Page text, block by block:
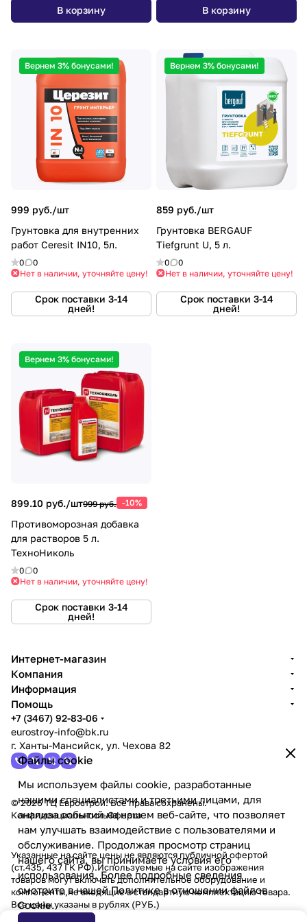
В корзину В корзину
Вернем 3% бонусами!
999 руб./шт
Грунтовка для внутренних
работ Ceresit IN10, 5л.
0
0
Нет в наличии, уточняйте цену!
Срок поставки 3-14
дней!
Вернем 3% бонусами!
859 руб./шт
Грунтовка BERGAUF
Tiefgrunt U, 5 л.
0
0
Нет в наличии, уточняйте цену!
Срок поставки 3-14
дней!
Вернем 3% бонусами!
899.10 руб./шт999 руб. -10%
Противоморозная добавка
для растворов 5 л.
ТехноНиколь
0
0
Нет в наличии, уточняйте цену!
Срок поставки 3-14
дней!
Файлы cookie
Мы используем файлы cookie, разработанные
нашими специалистами и третьими лицами, для
анализа событий на нашем веб-сайте, что позволяет
нам улучшать взаимодействие с пользователями и
обслуживание. Продолжая просмотр страниц
нашего сайта, вы принимаете условия его
использования. Более подробные сведения
смотрите в нашейПолитике в отношении файлов
Cookie.
Интернет-магазин
Компания
Информация
Помощь
+7 (3467) 92-83-06
eurostroy-info@bk.ru
г. Ханты-Мансийск, ул. Чехова 82
© 2026 ТЦ Еврострой. Все права сохранены.
КонфиденциальностьОферта
Указанные на сайте цены не являются публичной офертой
(ст.435, 437 ГК РФ).Используемые на сайте изображения
товаров могут включать дополнительное оборудование и
компоненты,не входящие в стандартную комплектацию товара.
Все цены указаны в рублях (PУБ.)